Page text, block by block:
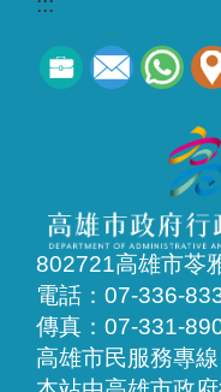
802721高雄市苓
電話：07-336-
傳真：07-331-
高雄市民服務專